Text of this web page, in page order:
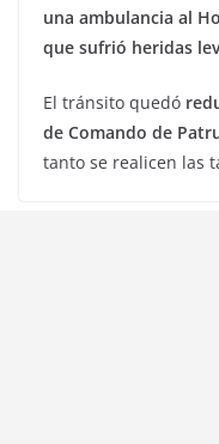
una ambulancia al
que sufrió heridas
El tránsito quedó
de Comando de
tanto se realicen las